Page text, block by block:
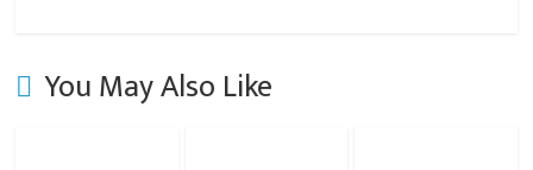
You May Also Like